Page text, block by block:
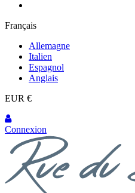
Français
Allemagne
Italien
Espagnol
Anglais
EUR €
Connexion